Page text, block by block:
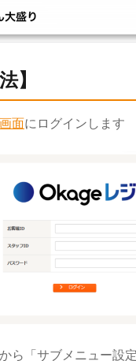
】
面にログインします
ら「サブメニュー設